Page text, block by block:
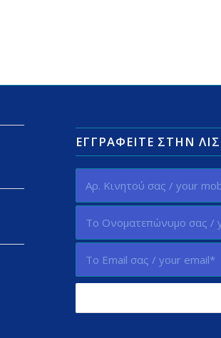
ΕΓΓΡΑΦΕΊΤΕ ΣΤΗΝ